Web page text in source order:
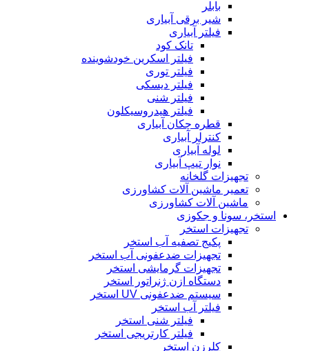
بابلر
شیر برقی آبیاری
فیلتر آبیاری
تانک کود
فیلتر اسکرین خودشوینده
فیلتر توری
فیلتر دیسکی
فیلتر شنی
فیلتر هیدروسیکلون
قطره چکان آبیاری
کنترلر آبیاری
لوله آبیاری
نوار تیپ آبیاری
تجهیزات گلخانه
تعمیر ماشین آلات کشاورزی
ماشین آلات کشاورزی
استخر، سونا و جکوزی
تجهیزات استخر
پکیج تصفیه آب استخر
تجهیزات ضدعفونی آب استخر
تجهیزات گرمایشی استخر
دستگاه ازن ژنراتور استخر
سیستم ضدعفونی UV استخر
فیلتر آب استخر
فیلتر شنی استخر
فیلتر کارتریجی استخر
کلرزن استخر